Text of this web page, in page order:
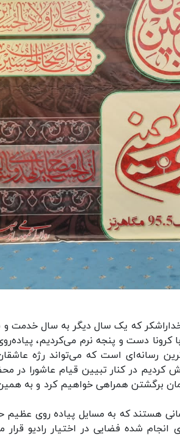
که یک سال دیگر به سال خدمت و
دست و پنجه نرم می‌کردیم،
رسانه‌ای است که می‌تواند رژه عاشقان
در کنار تبیین قیام عاشورا در
برگشتن همراهی خواهیم کرد و به
هستند که به مسایل پیاده روی عظیم
شده فضایی در اختیار رادیو